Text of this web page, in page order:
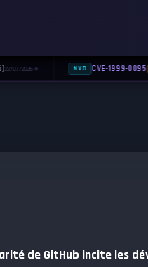
de GitHub incite les
07/2026◆ NVD CVE-1999-0095